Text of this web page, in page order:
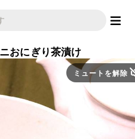
おにぎり茶漬け
ミュートを解除